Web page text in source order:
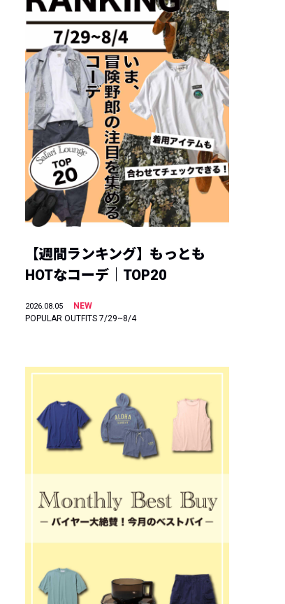
【週間ランキング】もっとも
HOTなコーデ｜TOP20
2026.08.05
NEW
POPULAR OUTFITS 7/29~8/4